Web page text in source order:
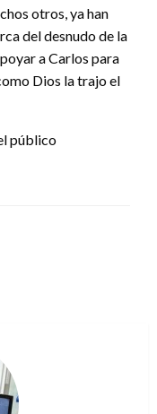
otros, ya han
del desnudo de la
a Carlos para
Dios la trajo el
público